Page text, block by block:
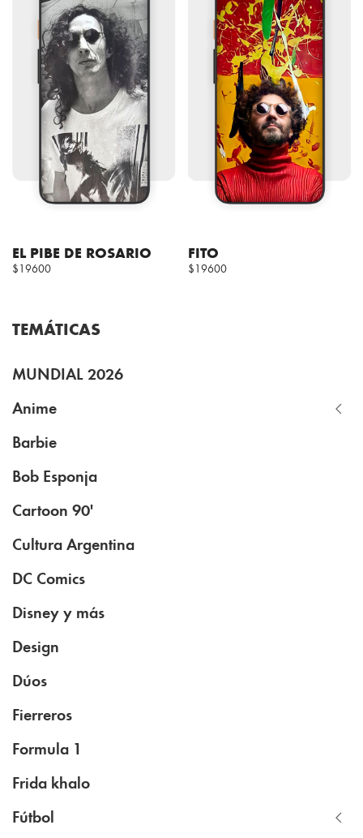
EL PIBE DE ROSARIO
$19600
FITO
$19600
TEMÁTICAS
MUNDIAL 2026
Anime
Barbie
Bob Esponja
Cartoon 90'
Cultura Argentina
DC Comics
Disney y más
Design
Dúos
Fierreros
Formula 1
Frida khalo
Fútbol